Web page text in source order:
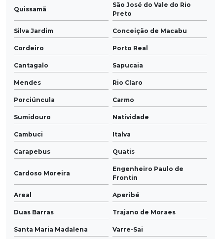
Quissamã
São José do Vale do Rio
Preto
Silva Jardim Conceição de Macabu
Cordeiro Porto Real
Cantagalo Sapucaia
Mendes Rio Claro
Porciúncula Carmo
Sumidouro Natividade
Cambuci Italva
Carapebus Quatis
Cardoso Moreira
Engenheiro Paulo de
Frontin
Areal Aperibé
Duas Barras Trajano de Moraes
Santa Maria Madalena Varre-Sai